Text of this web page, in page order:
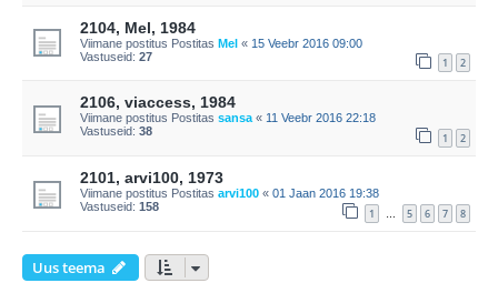
2104, Mel, 1984
Viimane postitus Postitas Mel « 15 Veebr 2016 09:00
Vastuseid: 27 1 2
2106, viaccess, 1984
Viimane postitus Postitas sansa « 11 Veebr 2016 22:18
Vastuseid: 38 1 2
2101, arvi100, 1973
Viimane postitus Postitas arvi100 « 01 Jaan 2016 19:38
Vastuseid: 158 1 5 6 7 8
Uus teema